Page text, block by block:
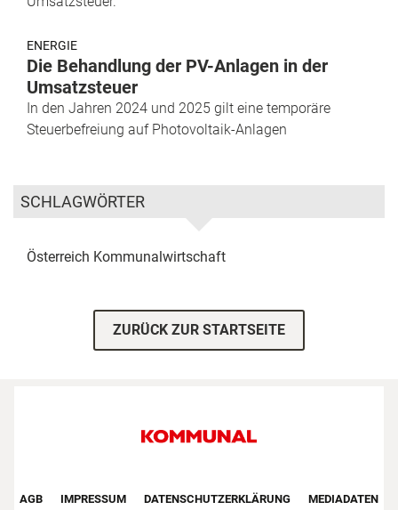
ENERGIE
Die Behandlung der PV-Anlagen in der
Umsatzsteuer
In den Jahren 2024 und 2025 gilt eine temporäre
Steuerbefreiung auf Photovoltaik-Anlagen
SCHLAGWÖRTER
Österreich Kommunalwirtschaft
ZURÜCK ZUR STARTSEITE
Footer First Navigation
AGB IMPRESSUM DATENSCHUTZERKLÄRUNG MEDIADATEN